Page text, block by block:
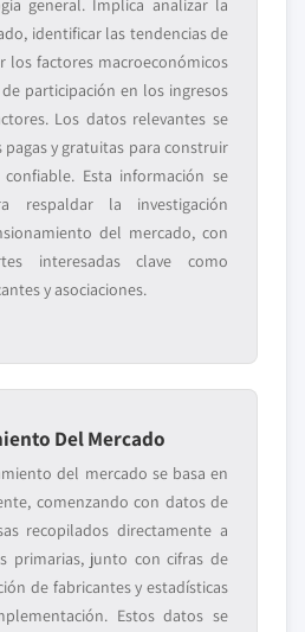
general. Implica analizar la
identificar las tendencias de
los factores macroeconómicos
participación en los ingresos
Los datos relevantes se
y gratuitas para construir
Esta información se
respaldar la investigación
del mercado, con
interesadas clave como
y asociaciones.
Del Mercado
del mercado se basa en
comenzando con datos de
recopilados directamente a
primarias, junto con cifras de
de fabricantes y estadísticas
Estos datos se